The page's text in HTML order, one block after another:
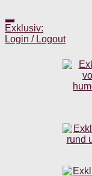
Exklusiv:
Login / Logout